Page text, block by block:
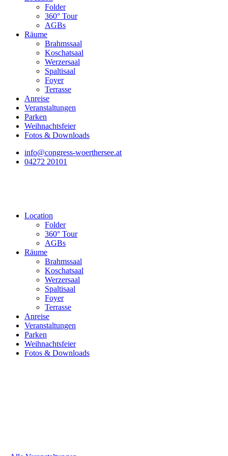
Folder
360° Tour
AGBs
Räume
Brahmssaal
Koschatsaal
Werzersaal
Spaltisaal
Foyer
Terrasse
Anreise
Veranstaltungen
Parken
Weihnachtsfeier
Fotos & Downloads
info@congress-woerthersee.at
04272 20101
Location
Folder
360° Tour
AGBs
Räume
Brahmssaal
Koschatsaal
Werzersaal
Spaltisaal
Foyer
Terrasse
Anreise
Veranstaltungen
Parken
Weihnachtsfeier
Fotos & Downloads